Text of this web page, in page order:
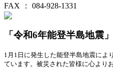
FAX ： 084-928-1331
「令和6年能登半島地震
1月1日に発生した能登半島地震によ
ています。被災された皆様に心より